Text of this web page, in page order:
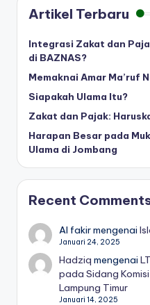
Artikel Terbaru
Integrasi Zakat dan
di BAZNAS?
Memaknai Amar Ma’ruf
Siapakah Ulama Itu?
Zakat dan Pajak:
Harapan Besar pada
Ulama di Jombang
Recent
Al fakirmengenai
Januari 24, 2025
Hadziq mengenai
pada Sidang
Lampung Timur
Januari 14, 2025